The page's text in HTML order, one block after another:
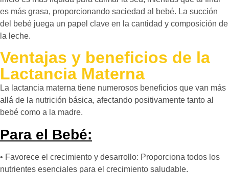
es más grasa, proporcionando saciedad al bebé. La succión
del bebé juega un papel clave en la cantidad y composición de
la leche.
Ventajas y beneficios de la
Lactancia Materna
La lactancia materna tiene numerosos beneficios que van más
allá de la nutrición básica, afectando positivamente tanto al
bebé como a la madre.
Para el Bebé:
• Favorece el crecimiento y desarrollo: Proporciona todos los
nutrientes esenciales para el crecimiento saludable.